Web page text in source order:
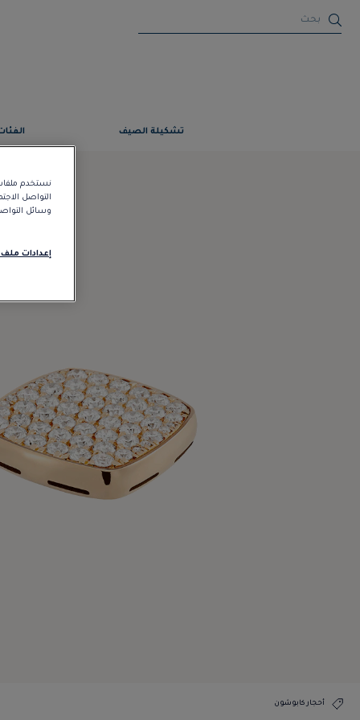
تشكيلة الصيف
أحجار كابوشون
نستخدم
التواصل
وسائل
إعدادات ملف